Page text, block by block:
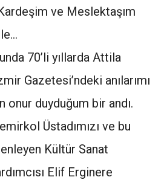
ve Meslektaşım
70’li yıllarda Attila
Gazetesi’ndeki anılarımı
onur duyduğum bir andı.
Üstadımızı ve bu
Kültür Sanat
Elif Erginere